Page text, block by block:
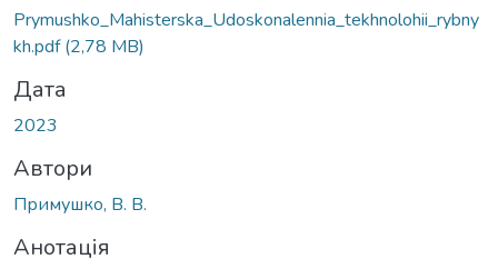
Prymushko_Mahisterska_Udoskonalennia_tekhnolohii_rybny
kh.pdf(2,78 MB)
Дата
2023
Автори
Примушко, В. В.
Анотація